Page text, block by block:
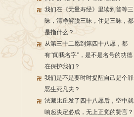
我们在《无量寿经》里读到普等三
昧，清净解脱三昧，住是三昧，都
是指什么？
从第三十二愿到第四十八愿，都
有“闻我名字”，是不是名号的功德
在保护我们？
我们是不是要时时提醒自己是个罪
恶生死凡夫？
法藏比丘发了四十八愿后，空中就
响起决定必成，无上正觉的赞言？